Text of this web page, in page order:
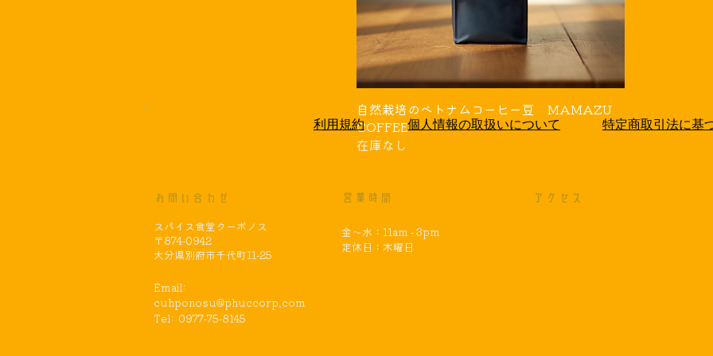
自然栽培のベトナムコーヒー豆 MAMAZU
COFFEE
在庫なし
利用規約 個人情報の取扱いについて 特定商取引法に基
お問い合わせ
​スパイス食堂クーポノス
〒874-0942
大分県別府市千代町11-25
Email:
cuhponosu@phuccorp.com
Tel: 0977-75-8145
営業時間
金～水：11am - 3pm
​定休日：木曜日
アクセス